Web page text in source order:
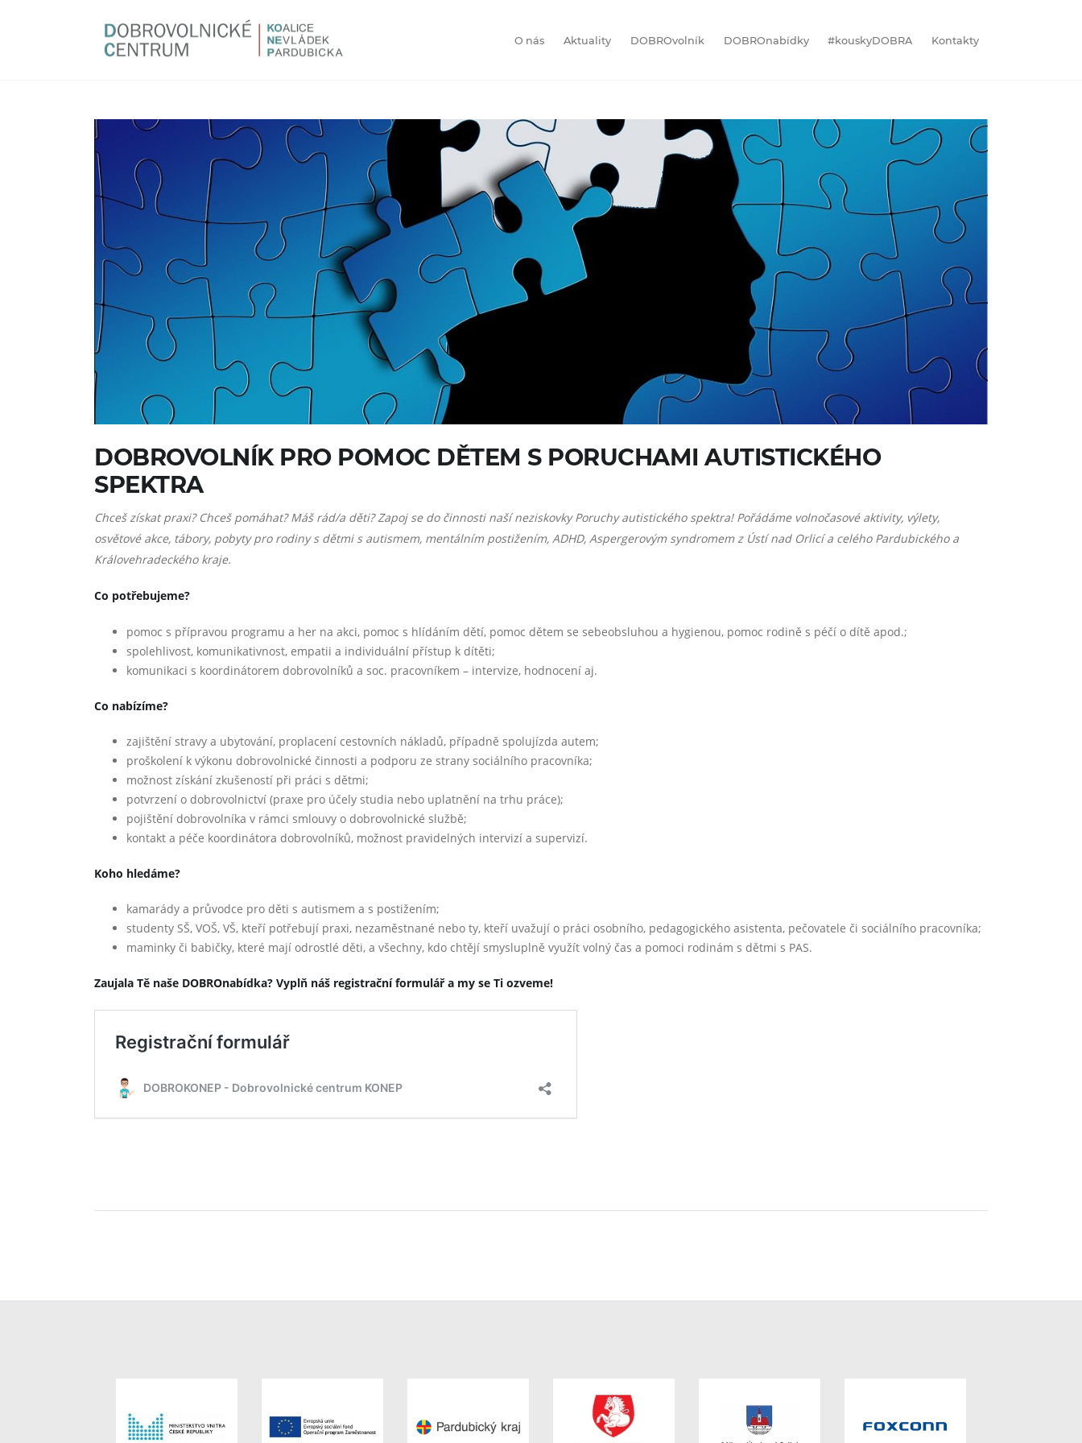
O nás Aktuality DOBROvolník DOBROnabídky #kouskyDOBRA Kontakty
DOBROVOLNÍK PRO POMOC DĚTEM S PORUCHAMI AUTISTICKÉHO
SPEKTRA
Chceš získat praxi? Chceš pomáhat? Máš rád/a děti? Zapoj se do činnosti naší neziskovky Poruchy autistického spektra! Pořádáme volnočasové aktivity, výlety,
osvětové akce, tábory, pobyty pro rodiny s dětmi s autismem, mentálním postižením, ADHD, Aspergerovým syndromem z Ústí nad Orlicí a celého Pardubického a
Královehradeckého kraje.
Co potřebujeme?
pomoc s přípravou programu a her na akci, pomoc s hlídáním dětí, pomoc dětem se sebeobsluhou a hygienou, pomoc rodině s péčí o dítě apod.;
spolehlivost, komunikativnost, empatii a individuální přístup k dítěti;
komunikaci s koordinátorem dobrovolníků a soc. pracovníkem – intervize, hodnocení aj.
Co nabízíme?
zajištění stravy a ubytování, proplacení cestovních nákladů, případně spolujízda autem;
proškolení k výkonu dobrovolnické činnosti a podporu ze strany sociálního pracovníka;
možnost získání zkušeností při práci s dětmi;
potvrzení o dobrovolnictví (praxe pro účely studia nebo uplatnění na trhu práce);
pojištění dobrovolníka v rámci smlouvy o dobrovolnické službě;
kontakt a péče koordinátora dobrovolníků, možnost pravidelných intervizí a supervizí.
Koho hledáme?
kamarády a průvodce pro děti s autismem a s postižením;
studenty SŠ, VOŠ, VŠ, kteří potřebují praxi, nezaměstnané nebo ty, kteří uvažují o práci osobního, pedagogického asistenta, pečovatele či sociálního pracovníka;
maminky či babičky, které mají odrostlé děti, a všechny, kdo chtějí smysluplně využít volný čas a pomoci rodinám s dětmi s PAS.
Zaujala Tě naše DOBROnabídka? Vyplň náš registrační formulář a my se Ti ozveme!